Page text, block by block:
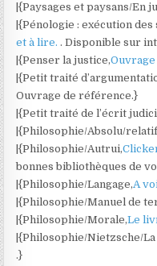
|{Paysages et paysans/En
|{Pénologie : exécution
et à lire.. Disponible sur
|{Penser la justice,
|{Petit traité
Ouvrage de référence.}
|{Petit traité de l’écrit
|{Philosophie/Absolu/
|{Philosophie/Autrui,
bonnes bibliothèques de
|{Philosophie/Langage,A
|{Philosophie/Manuel de
|{Philosophie/Morale,Le
|{Philosophie/Nietzsche/
.}